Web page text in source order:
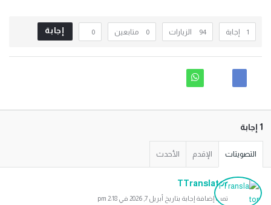
‫1 إجابة 94 الزيارات 0 متابعين 0 إجابة
‫1 إجابة
التصويتات الإقدم الأحدث
TTranslator
تمت إضافة إجابة بتاريخ أبريل 7, 2026 في 2:18 pm